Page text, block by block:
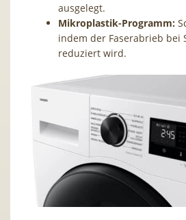
ausgelegt.
Mikroplastik-Programm:
indem der Faserabrieb bei
reduziert wird.